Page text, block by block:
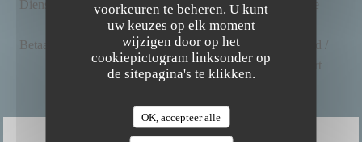
voorkeuren te beheren. U kunt
uw keuzes op elk moment
wijzigen door op het
cookiepictogram linksonder op
de sitepagina's te klikken.
OK, accepteer alle
Diensten
Wifi, Private Hire, Airconditioning, Geblokkeerde
Betaalmethoden
Mobile payment, Zonder contact, Eurocard /
Mastercard, Contant geld, Visa, Debetkaart